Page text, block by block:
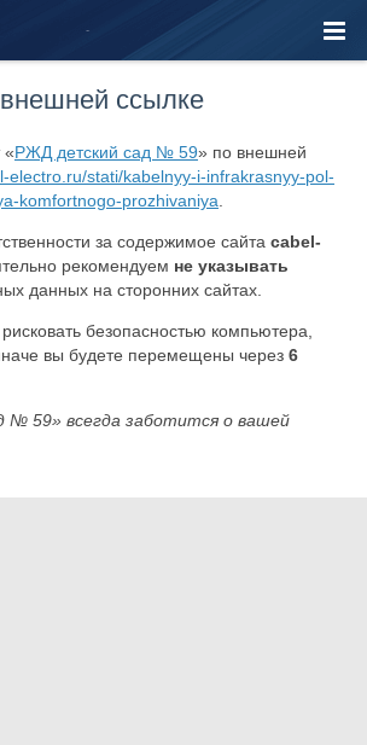
ссылке
«РЖД детский сад № 59» по внешней
electro.ru/stati/kabelnyy-i-infrakrasnyy-pol-
komfortnogo-prozhivaniya
за содержимое сайта cabel-
рекомендуем не указывать
данных на сторонних сайтах.
безопасностью компьютера,
вы будете перемещены через 6
№ 59» всегда заботится о вашей